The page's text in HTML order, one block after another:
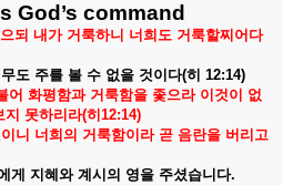
command
되 내가 거룩하니 너희도 거룩할찌어다
도 주를 볼 수 없을 것이다(히 12:14)
어 화평함과 거룩함을 좇으라 이것이
없
지 못하리라(히 12:14)
니 너희의 거룩함이라 곧 음란을 버리고
게 지혜와 계시의 영을 주셨습니다.